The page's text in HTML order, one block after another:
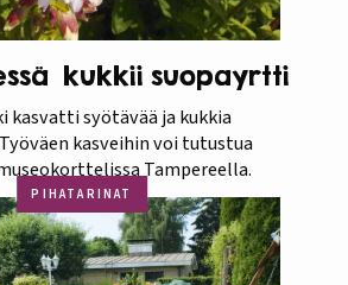
kukkii suopayrtti
kasvatti syötävää ja kukkia
kasveihin voi tutustua
Tampereella.
PIHATARINAT